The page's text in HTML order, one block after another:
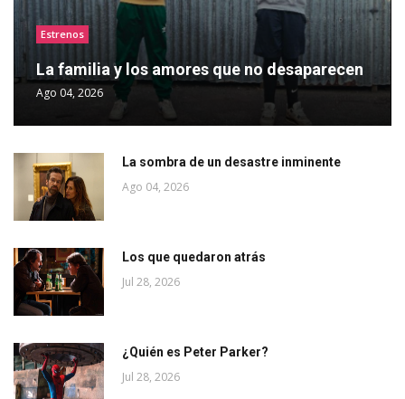
Estrenos
La familia y los amores que no desaparecen
Ago 04, 2026
La sombra de un desastre inminente
Ago 04, 2026
Los que quedaron atrás
Jul 28, 2026
¿Quién es Peter Parker?
Jul 28, 2026